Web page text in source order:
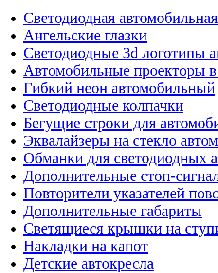
Светодиодная
Ангельские глазки
Светодиодные 3d логотипы
Автомобильные проекторы
Гибкий неон автомобильный
Светодиодные колпачки
Бегущие строки для
Эквалайзеры на стекло
Обманки для светодиодных
Дополнительные стоп-
Повторители указателей
Дополнительные габариты
Светящиеся крышки на
Накладки на капот
Детские автокресла